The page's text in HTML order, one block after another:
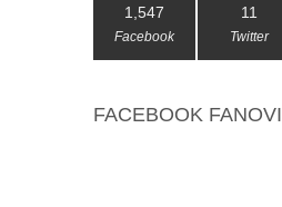
1,547
Facebook
11
Twitter
FACEBOOK FANOVI